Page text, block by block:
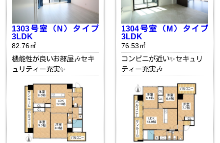
1303号室（N）タイプ
3LDK
82.76㎡
機能性が良いお部屋🎶セキ
ュリティー充実✨
1304号室（M）タイプ
3LDK
76.53㎡
コンビニが近い✨セキュリ
ティー充実🎶